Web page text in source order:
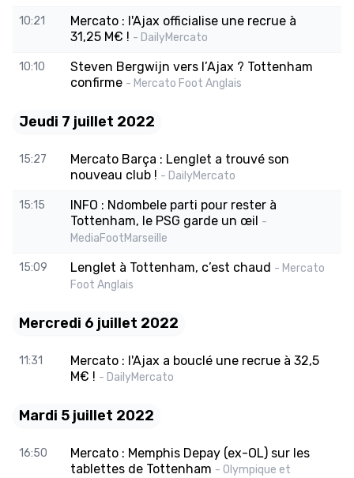
10:21
Mercato : l'Ajax officialise une recrue à
31,25 M€ ! - DailyMercato
10:10
Steven Bergwijn vers l’Ajax ? Tottenham
confirme - Mercato Foot Anglais
Jeudi 7 juillet 2022
15:27
Mercato Barça : Lenglet a trouvé son
nouveau club ! - DailyMercato
15:15
INFO : Ndombele parti pour rester à
Tottenham, le PSG garde un œil -
MediaFootMarseille
15:09 Lenglet à Tottenham, c’est chaud - Mercato
Foot Anglais
Mercredi 6 juillet 2022
11:31
Mercato : l'Ajax a bouclé une recrue à 32,5
M€ ! - DailyMercato
Mardi 5 juillet 2022
16:50
Mercato : Memphis Depay (ex-OL) sur les
tablettes de Tottenham - Olympique et